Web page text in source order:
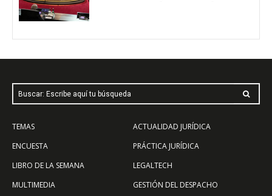
Buscar: Escribe aquí tu búsqueda
TEMAS
ENCUESTA
LIBRO DE LA SEMANA
MULTIMEDIA
ACTUALIDAD JURÍDICA
PRÁCTICA JURÍDICA
LEGALTECH
GESTIÓN DEL DESPACHO